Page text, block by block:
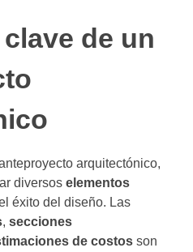
de un
arquitectónico,
diversos elementos
éxito del diseño. Las
, secciones
de costos son